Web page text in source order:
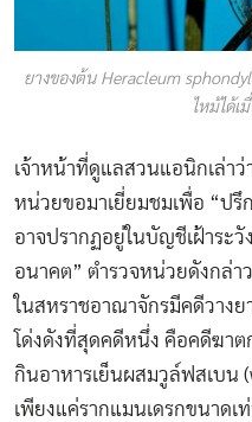
ยางของต้น Heracleum
ไหม้ได้เ
เจ้าหน้าที่ดูแลสวนแอนิกเล่า
หน่วยขอมาเยี่ยมชมเพื่อ “ปรึ
อาจปรากฏอยู่ในบัญชีเฝ้าระวั
อนาคต” ตำรวจหน่วยดังกล่า
ในสหราชอาณาจักรมีคดีวาง
โด่งดังที่สุดคดีหนึ่ง คือคดีฆา
กินอาหารเย็นผสมวูล์ฟสเบน
เพียงแค่รากแมนเดรกขนาดเ